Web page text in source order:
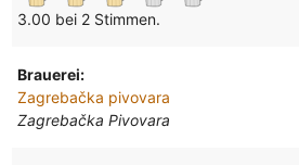
3.00 bei 2 Stimmen.
Brauerei:
Zagrebačka pivovara
Zagrebačka Pivovara